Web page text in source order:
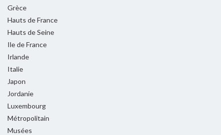
Grèce
Hauts de France
Hauts de Seine
Ile de France
Irlande
Italie
Japon
Jordanie
Luxembourg
Métropolitain
Musées